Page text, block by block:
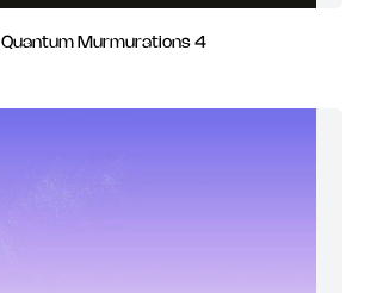
Quantum Murmurations 4